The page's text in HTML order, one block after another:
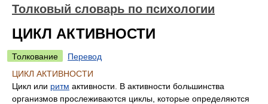
Толковый словарь по психологии
ЦИКЛ АКТИВНОСТИ
Толкование
Перевод
ЦИКЛ АКТИВНОСТИ
Цикл или ритм активности. В активности большинства
организмов прослеживаются циклы, которые определяются